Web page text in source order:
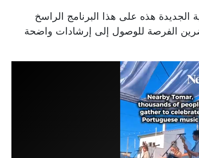
الجديدة هذه على هذا البرنامج الراسخ
الفرصة للوصول إلى إرشادات واضحة